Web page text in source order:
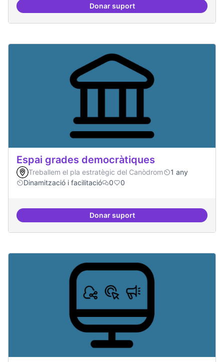
Donar suportProtocol de rebuda de demandes
Espai grades democràtiques
Treballem el pla estratègic del Canòdrom
1 any
Dinamització i facilitació
0 0
Donar suportEspai grades democràtiques